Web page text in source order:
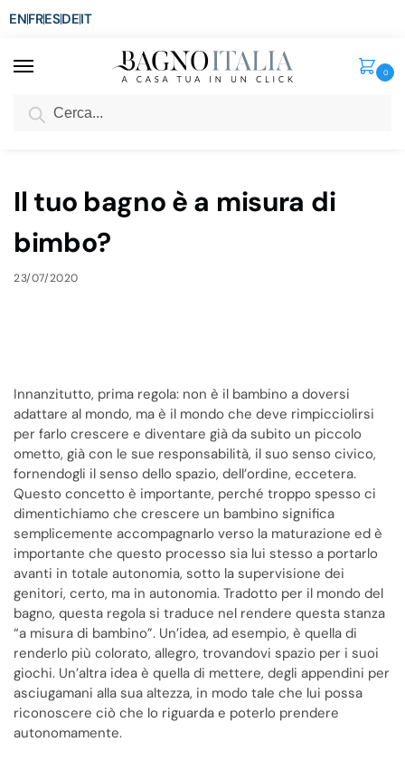
ENFRESDEIT
0
SCONTO del 3%
Il tuo bagno è a misura di
bimbo?
23/07/2020
Innanzitutto, prima regola: non è il bambino a doversi
adattare al mondo, ma è il mondo che deve rimpicciolirsi
per farlo crescere e diventare già da subito un piccolo
ometto, già con le sue responsabilità, il suo senso civico,
fornendogli il senso dello spazio, dell’ordine, eccetera.
Questo concetto è importante, perché troppo spesso ci
dimentichiamo che crescere un bambino significa
semplicemente accompagnarlo verso la maturazione ed è
importante che questo processo sia lui stesso a portarlo
avanti in totale autonomia, sotto la supervisione dei
genitori, certo, ma in autonomia. Tradotto per il mondo del
bagno, questa regola si traduce nel rendere questa stanza
“a misura di bambino”. Un’idea, ad esempio, è quella di
renderlo più colorato, allegro, trovandovi spazio per i suoi
giochi. Un’altra idea è quella di mettere, degli appendini per
asciugamani alla sua altezza, in modo tale che lui possa
riconoscere ciò che lo riguarda e poterlo prendere
autonomamente.